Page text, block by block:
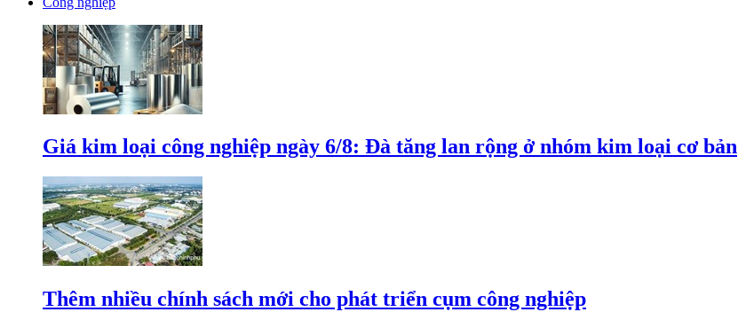
Giá kim loại công nghiệp ngày 6/8: Đà tăng lan rộng ở nhóm kim loại cơ bản
Thêm nhiều chính sách mới cho phát triển cụm công nghiệp